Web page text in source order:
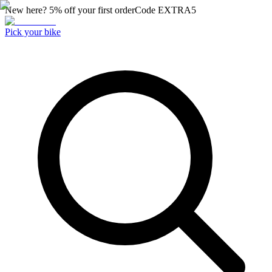
New here? 5% off your first orderCode EXTRA5
Pick your bike